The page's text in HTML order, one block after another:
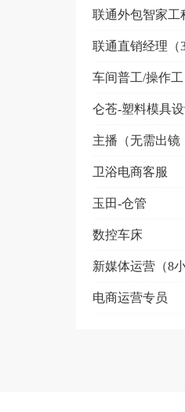
联通外包智家工
联通直销经理（
车间普工/操作工
主播（无需出镜
卫浴电商客服
玉田-仓管
数控车床
新媒体运营（8
电商运营专员